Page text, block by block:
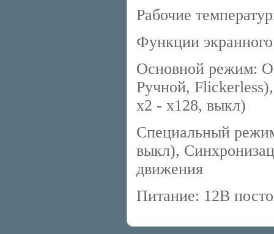
Рабочие
Функции
Основной режим:
Ручной,
x2 - x128, выкл)
Специальный
выкл),
движения
Питание: 12В